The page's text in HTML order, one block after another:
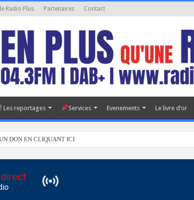
Radio Plus Partenaires Contact
Les reportages Services Evenements Le livre d’or
DON EN CLIQUANT ICI
direct